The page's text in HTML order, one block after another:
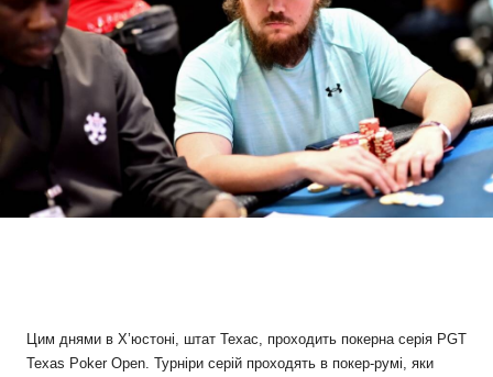
Цим днями в Х’юстоні, штат Техас, проходить покерна серія PGT
Texas Poker Open. Турніри серій проходять в покер-румі, яки